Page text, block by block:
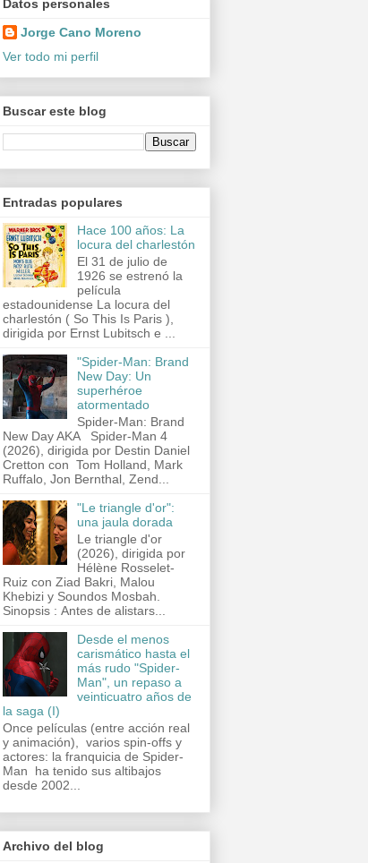
Datos personales
Jorge Cano Moreno
Ver todo mi perfil
Buscar este blog
Entradas populares
Hace 100 años: La
locura del charlestón
El 31 de julio de
1926 se estrenó la
película
estadounidense La locura del
charlestón ( So This Is Paris ),
dirigida por Ernst Lubitsch e ...
"Spider-Man: Brand
New Day: Un
superhéroe
atormentado
Spider-Man: Brand
New Day AKA Spider-Man 4
(2026), dirigida por Destin Daniel
Cretton con Tom Holland, Mark
Ruffalo, Jon Bernthal, Zend...
"Le triangle d'or":
una jaula dorada
Le triangle d'or
(2026), dirigida por
Hélène Rosselet-
Ruiz con Ziad Bakri, Malou
Khebizi y Soundos Mosbah.
Sinopsis : Antes de alistars...
Desde el menos
carismático hasta el
más rudo "Spider-
Man", un repaso a
veinticuatro años de
la saga (I)
Once películas (entre acción real
y animación), varios spin-offs y
actores: la franquicia de Spider-
Man ha tenido sus altibajos
desde 2002...
Archivo del blog